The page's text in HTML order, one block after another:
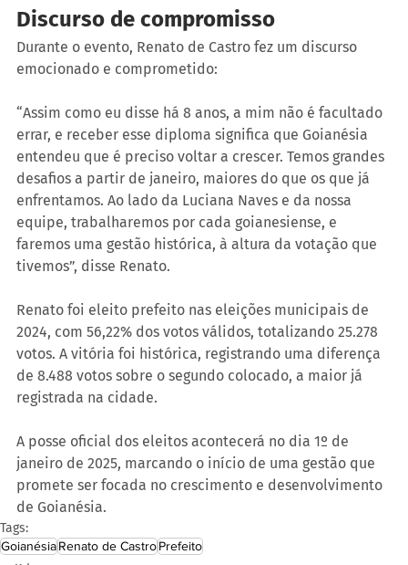
Discurso de compromisso
Durante o evento, Renato de Castro fez um discurso
emocionado e comprometido:
“Assim como eu disse há 8 anos, a mim não é facultado
errar, e receber esse diploma significa que Goianésia
entendeu que é preciso voltar a crescer. Temos grandes
desafios a partir de janeiro, maiores do que os que já
enfrentamos. Ao lado da Luciana Naves e da nossa
equipe, trabalharemos por cada goianesiense, e
faremos uma gestão histórica, à altura da votação que
tivemos”, disse Renato.
Renato foi eleito prefeito nas eleições municipais de
2024, com 56,22% dos votos válidos, totalizando 25.278
votos. A vitória foi histórica, registrando uma diferença
de 8.488 votos sobre o segundo colocado, a maior já
registrada na cidade.
A posse oficial dos eleitos acontecerá no dia 1º de
janeiro de 2025, marcando o início de uma gestão que
promete ser focada no crescimento e desenvolvimento
de Goianésia.
Tags:
GoianésiaRenato de CastroPrefeito